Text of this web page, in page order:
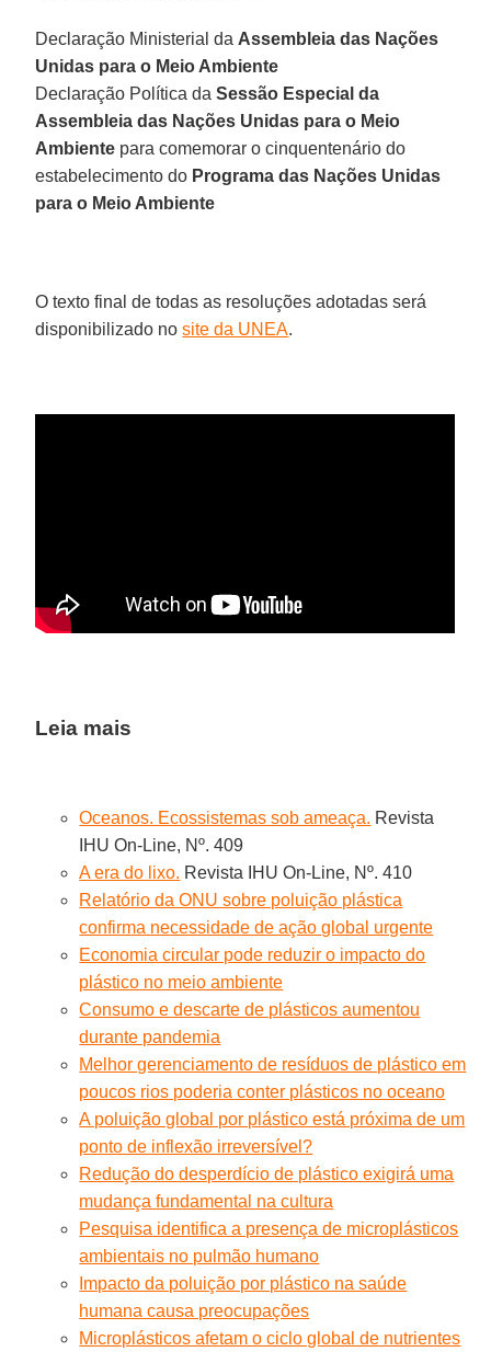
Declaração Ministerial da Assembleia das Nações
Unidas para o Meio Ambiente
Declaração Política daSessão Especial da
Assembleia das Nações Unidas para o Meio
Ambiente para comemorar o cinquentenário do
estabelecimento do Programa das Nações Unidas
para o Meio Ambiente
O texto final de todas as resoluções adotadas será
disponibilizado nosite da UNEA.
Leia mais
Oceanos. Ecossistemas sob ameaça. Revista
IHU On-Line, Nº. 409
A era do lixo. Revista IHU On-Line, Nº. 410
Relatório da ONU sobre poluição plástica
confirma necessidade de ação global urgente
Economia circular pode reduzir o impacto do
plástico no meio ambiente
Consumo e descarte de plásticos aumentou
durante pandemia
Melhor gerenciamento de resíduos de plástico em
poucos rios poderia conter plásticos no oceano
A poluição global por plástico está próxima de um
ponto de inflexão irreversível?
Redução do desperdício de plástico exigirá uma
mudança fundamental na cultura
Pesquisa identifica a presença de microplásticos
ambientais no pulmão humano
Impacto da poluição por plástico na saúde
humana causa preocupações
Microplásticos afetam o ciclo global de nutrientes